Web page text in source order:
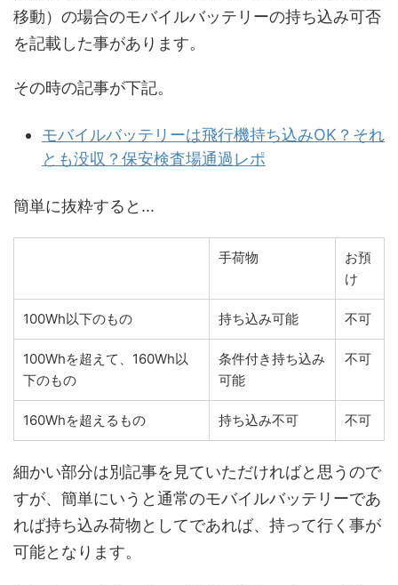
移動）の場合のモバイルバッテリーの持ち込み可否
を記載した事があります。
その時の記事が下記。
モバイルバッテリーは飛行機持ち込みOK？それ
とも没収？保安検査場通過レポ
簡単に抜粋すると...
手荷物
お預
け
100Wh以下のもの 持ち込み可能 不可
100Whを超えて、160Wh以
下のもの
条件付き持ち込み
可能
不可
160Whを超えるもの 持ち込み不可 不可
細かい部分は別記事を見ていただければと思うので
すが、簡単にいうと通常のモバイルバッテリーであ
れば持ち込み荷物としてであれば、持って行く事が
可能となります。